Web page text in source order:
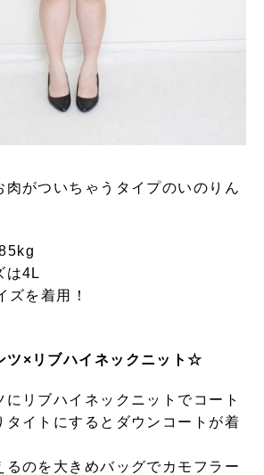
肉がついちゃうタイプのいのりん
は4L
ズを着用！
ツ×リブハイネックニット☆
に リブハイネックニットでコート
タイトにするとダウンコートが着
るのを大きめバッグでカモフラー